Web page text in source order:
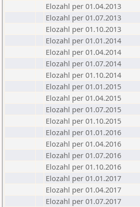
Elozahl per 01.04.2013
Elozahl per 01.07.2013
Elozahl per 01.10.2013
Elozahl per 01.01.2014
Elozahl per 01.04.2014
Elozahl per 01.07.2014
Elozahl per 01.10.2014
Elozahl per 01.01.2015
Elozahl per 01.04.2015
Elozahl per 01.07.2015
Elozahl per 01.10.2015
Elozahl per 01.01.2016
Elozahl per 01.04.2016
Elozahl per 01.07.2016
Elozahl per 01.10.2016
Elozahl per 01.01.2017
Elozahl per 01.04.2017
Elozahl per 01.07.2017